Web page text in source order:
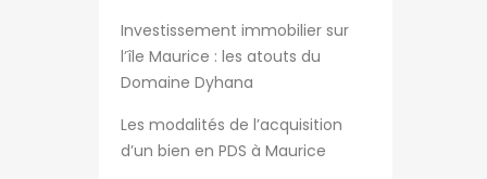
Investissement immobilier sur
l’île Maurice : les atouts du
Domaine Dyhana
Les modalités de l’acquisition
d’un bien en PDS à Maurice